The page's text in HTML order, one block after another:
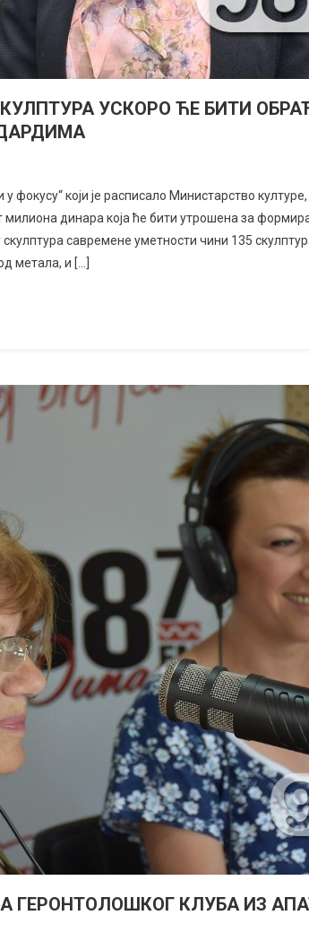
УСКОРО ЋЕ БИТИ
фокусу“ који је расписало Министарство
милиона динара која ће бити утрошена за
савремене уметности чини 135
метала, и […]
ГЕРОНТОЛОШКОГ КЛУБА ИЗ